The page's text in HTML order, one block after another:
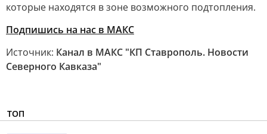
которые находятся в зоне возможного подтопления.
Подпишись на нас в МАКС
Источник: Канал в МАКС "КП Ставрополь. Новости
Северного Кавказа"
ТОП